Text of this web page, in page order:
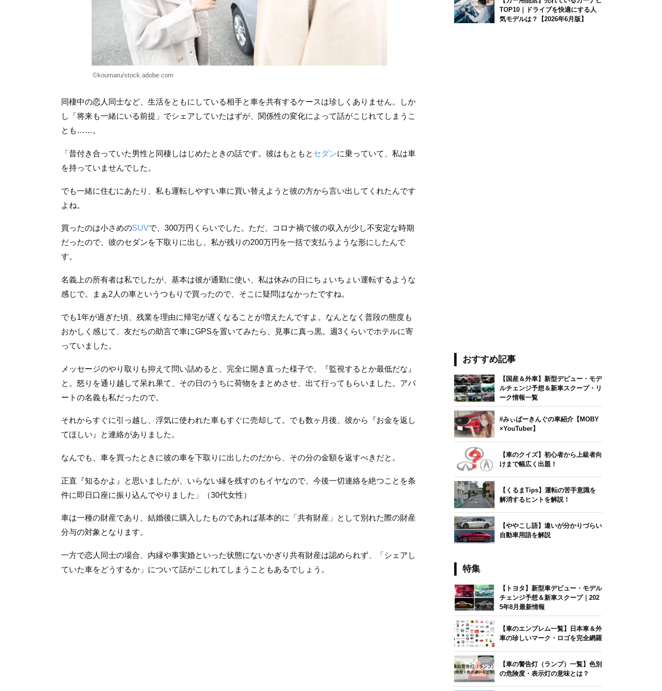
©koumaru/stock.adobe.com
同棲中の恋人同士など、生活をともにしている相手と車を共有するケースは珍しくありません。しか
し「将来も一緒にいる前提」でシェアしていたはずが、関係性の変化によって話がこじれてしまうこ
とも……。
「昔付き合っていた男性と同棲しはじめたときの話です。彼はもともと セダンに乗っていて、私は車
を持っていませんでした。
でも一緒に住むにあたり、私も運転しやすい車に買い替えようと彼の方から言い出してくれたんです
よね。
買ったのは小さめのSUVで、300万円くらいでした。ただ、コロナ禍で彼の収入が少し不安定な時期
だったので、彼のセダンを下取りに出し、私が残りの200万円を一括で支払うような形にしたんで
す。
名義上の所有者は私でしたが、基本は彼が通勤に使い、私は休みの日にちょいちょい運転するような
感じで。まぁ2人の車というつもりで買ったので、そこに疑問はなかったですね。
でも1年が過ぎた頃、残業を理由に帰宅が遅くなることが増えたんですよ。なんとなく普段の態度も
おかしく感じて、友だちの助言で車にGPSを置いてみたら、見事に真っ黒。週3くらいでホテルに寄
っていました。
メッセージのやり取りも抑えて問い詰めると、完全に開き直った様子で、『監視するとか最低だな』
と。怒りを通り越して呆れ果て、その日のうちに荷物をまとめさせ、出て行ってもらいました。アパ
ートの名義も私だったので。
それからすぐに引っ越し、浮気に使われた車もすぐに売却して。でも数ヶ月後、彼から『お金を返し
てほしい』と連絡がありました。
なんでも、車を買ったときに彼の車を下取りに出したのだから、その分の金額を返すべきだと。
正直『知るかよ』と思いましたが、いらない縁を残すのもイヤなので、今後一切連絡を絶つことを条
件に即日口座に振り込んでやりました」（30代女性）
車は一種の財産であり、結婚後に購入したものであれば基本的に「共有財産」として別れた際の財産
分与の対象となります。
一方で恋人同士の場合、内縁や事実婚といった状態にないかぎり共有財産は認められず、「シェアし
ていた車をどうするか」について話がこじれてしまうこともあるでしょう。
TOP10｜ドライブを快適にする人
気モデルは？【2026年6月版】
おすすめ記事
【国産＆外車】新型デビュー・モデ
ルチェンジ予想＆新車スクープ・リ
ーク情報一覧
#みぃぱーきんぐの車紹介【MOBY
×YouTuber】
【車のクイズ】初心者から上級者向
けまで幅広く出題！
【くるまTips】運転の苦手意識を
解消するヒントを解説！
【ややこし語】違いが分かりづらい
自動車用語を解説
特集
【トヨタ】新型車デビュー・モデル
チェンジ予想＆新車スクープ｜202
5年8月最新情報
【車のエンブレム一覧】日本車＆外
車の珍しいマーク・ロゴを完全網羅
【車の警告灯（ランプ）一覧】色別
の危険度・表示灯の意味とは？